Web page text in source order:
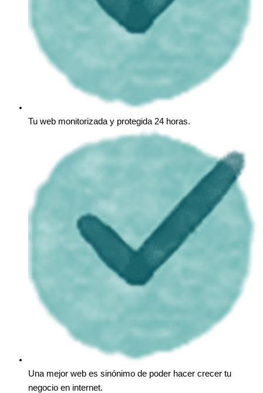
Tu web monitorizada y protegida 24 horas.
Una mejor web es sinónimo de poder hacer crecer tu
negocio en internet.